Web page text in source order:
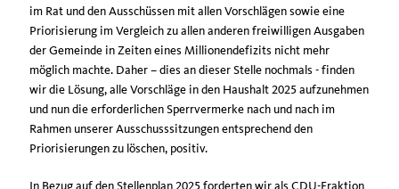
im Rat und den Ausschüssen mit allen Vorschlägen sowie eine
Priorisierung im Vergleich zu allen anderen freiwilligen Ausgaben
der Gemeinde in Zeiten eines Millionendefizits nicht mehr
möglich machte. Daher – dies an dieser Stelle nochmals - finden
wir die Lösung, alle Vorschläge in den Haushalt 2025 aufzunehmen
und nun die erforderlichen Sperrvermerke nach und nach im
Rahmen unserer Ausschusssitzungen entsprechend den
Priorisierungen zu löschen, positiv.
In Bezug auf den Stellenplan 2025 forderten wir als CDU-Fraktion